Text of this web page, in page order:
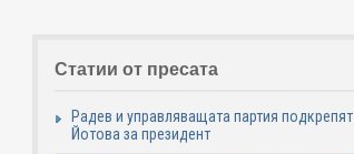
Статии от пресата
Радев и управляващата партия подкрепят
Йотова за президент